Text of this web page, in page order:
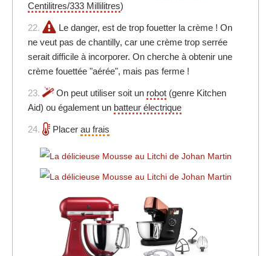
Centilitres/333 Millilitres)
22.
Le danger, est de trop fouetter la crème ! On
ne veut pas de chantilly, car une crème trop serrée
serait difficile à incorporer. On cherche à obtenir une
crème fouettée "aérée", mais pas ferme !
23. On peut utiliser soit un robot (genre Kitchen
Aid) ou également un batteur électrique
24. Placer au frais